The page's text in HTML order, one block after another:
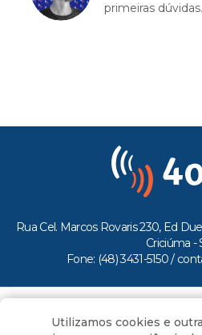
primeiras
Rua Cel. Marcos Rovaris 230, Ed
Criciúma -
Fone: (48) 3431-5150 /
Todos os direitos
Utilizamos cookies e